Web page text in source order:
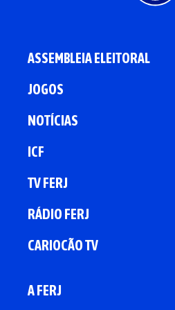
ASSEMBLEIA ELEITORAL
JOGOS
NOTÍCIAS
ICF
TV FERJ
RÁDIO FERJ
CARIOCÃO TV
A FERJ